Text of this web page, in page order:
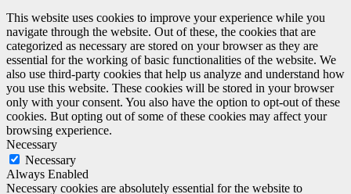
This website uses cookies to improve your experience while you
navigate through the website. Out of these, the cookies that are
categorized as necessary are stored on your browser as they are
essential for the working of basic functionalities of the website. We
also use third-party cookies that help us analyze and understand how
you use this website. These cookies will be stored in your browser
only with your consent. You also have the option to opt-out of these
cookies. But opting out of some of these cookies may affect your
browsing experience.
Necessary
Necessary
Always Enabled
Necessary cookies are absolutely essential for the website to